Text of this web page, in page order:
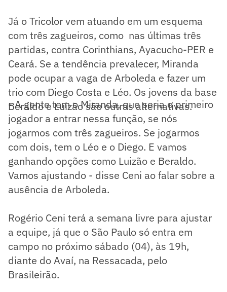
Já o Tricolor vem atuando em um esquema
com três zagueiros, como nas últimas três
partidas, contra Corinthians, Ayacucho-PER e
Ceará. Se a tendência prevalecer, Miranda
pode ocupar a vaga de Arboleda e fazer um
trio com Diego Costa e Léo. Os jovens da base
Beraldo e Luizão são outras alternativas.
- A gente tem o Miranda, que seria o primeiro
jogador a entrar nessa função, se nós
jogarmos com três zagueiros. Se jogarmos
com dois, tem o Léo e o Diego. E vamos
ganhando opções como Luizão e Beraldo.
Vamos ajustando - disse Ceni ao falar sobre a
ausência de Arboleda.
Rogério Ceni terá a semana livre para ajustar
a equipe, já que o São Paulo só entra em
campo no próximo sábado (04), às 19h,
diante do Avaí, na Ressacada, pelo
Brasileirão.